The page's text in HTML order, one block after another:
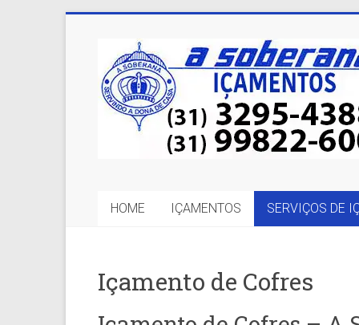
A
Soberana
Içamentos
opção
BH
HOME IÇAMENTOS SERVIÇOS DE
Içamento de Cofres